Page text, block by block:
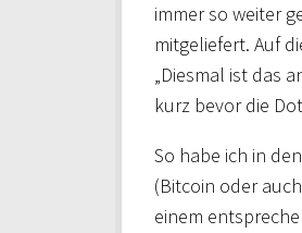
immer so weiter
mitgeliefert. Auf
„Diesmal ist das
kurz bevor die
So habe ich in
(Bitcoin oder
einem